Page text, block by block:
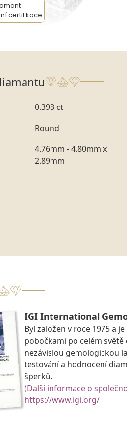
certifikace
0.398 ct
Round
4.76mm - 4.80mm x
2.89mm
IGI International
Byl založen v roce 1975 a
pobočkami po celém světě
nezávislou gemologickou
testování a hodnocení
šperků.
(Další informace o
https://www.igi.org/